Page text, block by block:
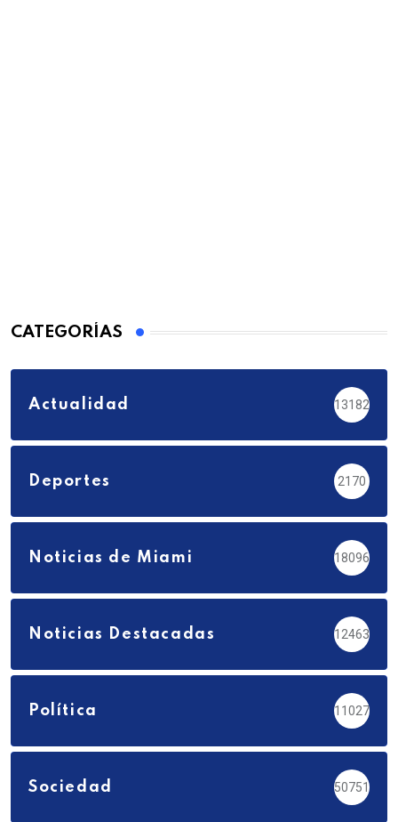
CATEGORÍAS
Actualidad 13182
Deportes 2170
Noticias de Miami 18096
Noticias Destacadas 12463
Política 11027
Sociedad 50751